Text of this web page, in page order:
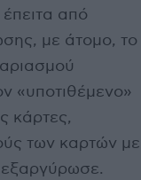
από
με άτομο, το
«υποτιθέμενο»
κάρτες,
των καρτών με
εξαργύρωσε.